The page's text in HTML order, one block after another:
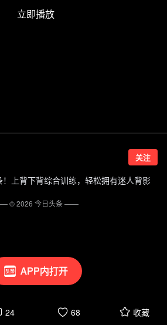
APP内打开
关注
上背下背综合训练，轻松拥有迷人背影
24 68 收藏
©2026 今日头条——